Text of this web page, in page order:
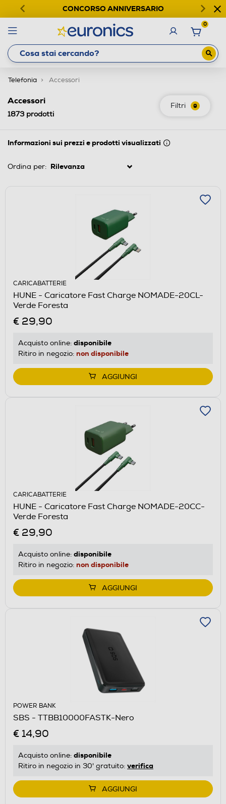
CONCORSO ANNIVERSARIO
0
Telefonia Accessori
Filtri 9
Accessori
1873prodotti
Informazioni sui prezzi e prodotti visualizzati
Ordina per:
CARICABATTERIE
HUNE - Caricatore Fast Charge NOMADE-20CL-
Verde Foresta
€ 29,90
Acquisto online: disponibile
Ritiro in negozio: non disponibile
AGGIUNGI
CARICABATTERIE
HUNE - Caricatore Fast Charge NOMADE-20CC-
Verde Foresta
€ 29,90
Acquisto online: disponibile
Ritiro in negozio: non disponibile
AGGIUNGI
POWER BANK
SBS - TTBB10000FASTK-Nero
€ 14,90
Acquisto online: disponibile
Ritiro in negozio in 30' gratuito: verifica
AGGIUNGI